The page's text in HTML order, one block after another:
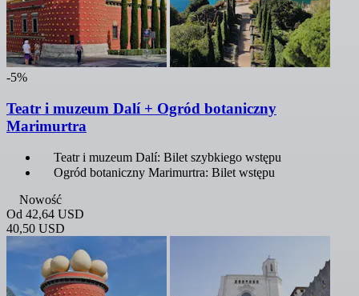
-5%
Teatr i muzeum Dalí + Ogród botaniczny
Marimurtra
Teatr i muzeum Dalí: Bilet szybkiego wstępu
Ogród botaniczny Marimurtra: Bilet wstępu
Nowość
Od 42,64 USD
40,50 USD